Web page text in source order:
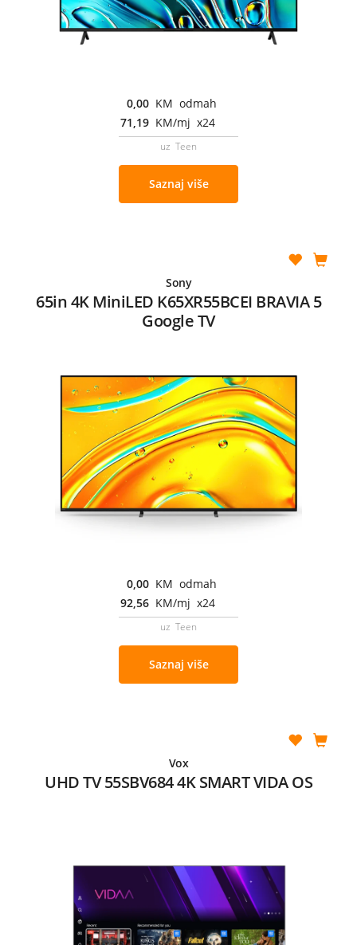
0,00 KM odmah
71,19 KM/mj x24
uz Teen
Saznaj više
Sony
65in 4K MiniLED K65XR55BCEI BRAVIA 5
Google TV
0,00 KM odmah
92,56 KM/mj x24
uz Teen
Saznaj više
Vox
UHD TV 55SBV684 4K SMART VIDA OS